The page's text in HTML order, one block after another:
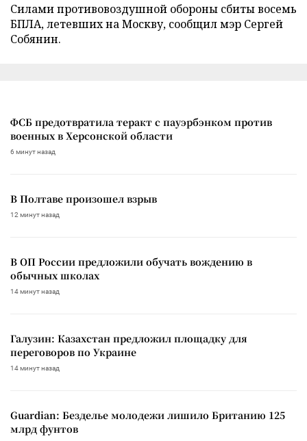
Силами противовоздушной обороны сбиты восемь
БПЛА, летевших на Москву, сообщил мэр Сергей
Собянин.
ФСБ предотвратила теракт с пауэрбэнком против
военных в Херсонской области
6 минут назад
В Полтаве произошел взрыв
12 минут назад
В ОП России предложили обучать вождению в
обычных школах
14 минут назад
Галузин: Казахстан предложил площадку для
переговоров по Украине
14 минут назад
Guardian: Безделье молодежи лишило Британию 125
млрд фунтов